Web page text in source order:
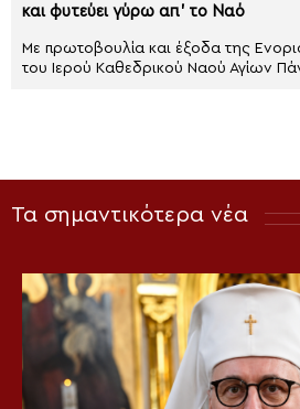
και φυτεύει γύρω απ’ το Ναό
Με πρωτοβουλία και έξοδα της
του Ιερού Καθεδρικού Ναού Αγίων
Τα σημαντικότερα νέα